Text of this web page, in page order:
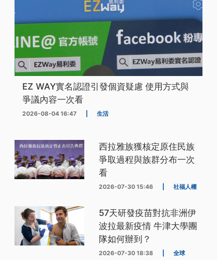
EZ WAY實名認證引發個資疑慮 使用方式與
爭議內容一次看
2026-08-04 16:47 生活
西拉雅族獲核定原住民族
爭取過程與族群分布一次
看
2026-07-30 15:46 社福人權
57天研發疫苗對抗非洲伊
波拉最新疫情 牛津大學團
隊如何辦到？
2026-07-30 18:38 全球